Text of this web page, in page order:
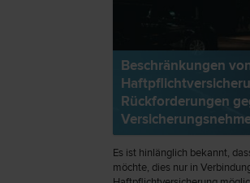
Beschränkungen
Rückforderungen
Es ist hinlänglich bekannt,
möchte, dies nur in